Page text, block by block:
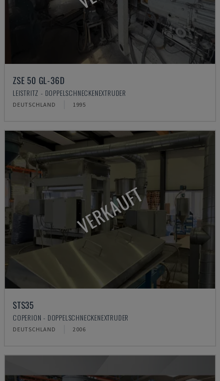
ZSE 50 GL-36D
LEISTRITZ - DOPPELSCHNECKENEXTRUDER
DEUTSCHLAND 1995
VERKAUFT
STS35
COPERION - DOPPELSCHNECKENEXTRUDER
DEUTSCHLAND 2006